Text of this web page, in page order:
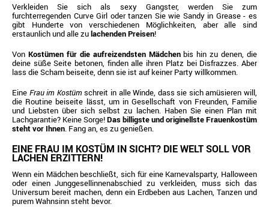
Verkleiden Sie sich als sexy Gangster, werden Sie zum
furchterregenden Curve Girl oder tanzen Sie wie Sandy in Grease - es
gibt Hunderte von verschiedenen Möglichkeiten, aber alle sind
erstaunlich und alle zulachenden Preisen!
Von Kostümen für die aufreizendsten Mädchenbis hin zu denen, die
deine süße Seite betonen, finden alle ihren Platz bei Disfrazzes. Aber
lass die Scham beiseite, denn sie ist auf keiner Party willkommen.
Eine Frau im Kostümschreit in alle Winde, dass sie sich amüsieren will,
die Routine beiseite lässt, um in Gesellschaft von Freunden, Familie
und Liebsten über sich selbst zu lachen. Haben Sie einen Plan mit
Lachgarantie? Keine Sorge!Das billigste und originellste Frauenkostüm
steht vor Ihnen. Fang an, es zu genießen.
EINE FRAU IM KOSTÜM IN SICHT? DIE WELT SOLL VOR
LACHEN ERZITTERN!
Wenn ein Mädchen beschließt, sich für eine Karnevalsparty, Halloween
oder einen Junggesellinnenabschied zu verkleiden, muss sich das
Universum bereit machen, denn ein Erdbeben aus Lachen, Tanzen und
purem Wahnsinn steht bevor.